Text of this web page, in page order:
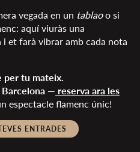
vegada en un tablaoo si
aquí viuràs una
et farà vibrar amb cada nota
per tu mateix.
Barcelona — reserva ara les
espectacle flamenc únic!
ENTRADES